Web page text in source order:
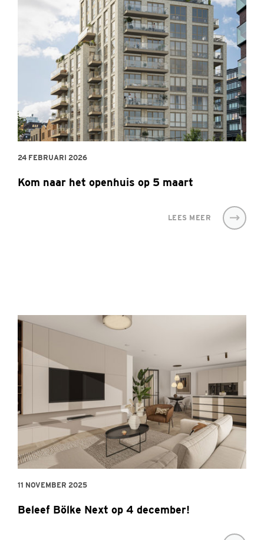
24 FEBRUARI 2026
Kom naar het openhuis op 5 maart
LEES MEER
11 NOVEMBER 2025
Beleef Bölke Next op 4 december!